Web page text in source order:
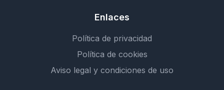
Enlaces
Política de privacidad
Política de cookies
Aviso legal y condiciones de uso